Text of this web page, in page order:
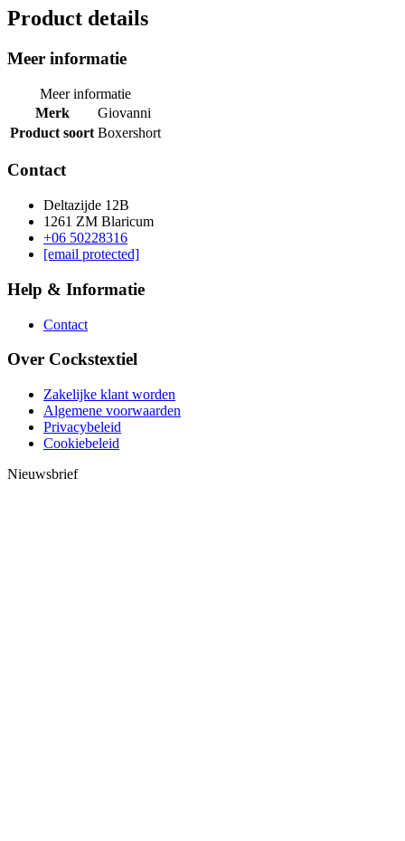
Product details
Meer informatie
Meer informatie
Merk
Giovanni
Product soort Boxershort
Contact
Deltazijde 12B
1261 ZM Blaricum
+06 50228316
[email protected]
Help & Informatie
Contact
Over Cockstextiel
Zakelijke klant worden
Algemene voorwaarden
Privacybeleid
Cookiebeleid
Nieuwsbrief